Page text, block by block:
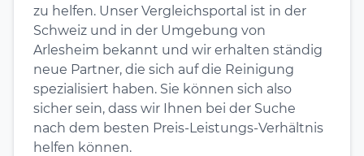
zu helfen. Unser Vergleichsportal ist in der
Schweiz und in der Umgebung von
Arlesheim bekannt und wir erhalten ständig
neue Partner, die sich auf die Reinigung
spezialisiert haben. Sie können sich also
sicher sein, dass wir Ihnen bei der Suche
nach dem besten Preis-Leistungs-Verhältnis
helfen können.